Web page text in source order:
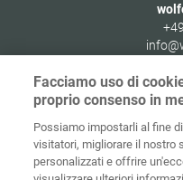
Facciamo uso di
proprio consenso in
Possiamo impostarli al fine
visitatori, migliorare il nostro
personalizzati e offrire